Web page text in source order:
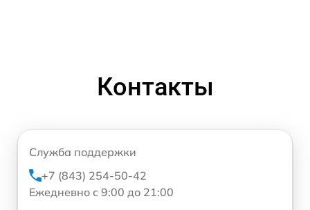
Контакты
Служба поддержки
+7 (843) 254-50-42
Ежедневно с 9:00 до 21:00